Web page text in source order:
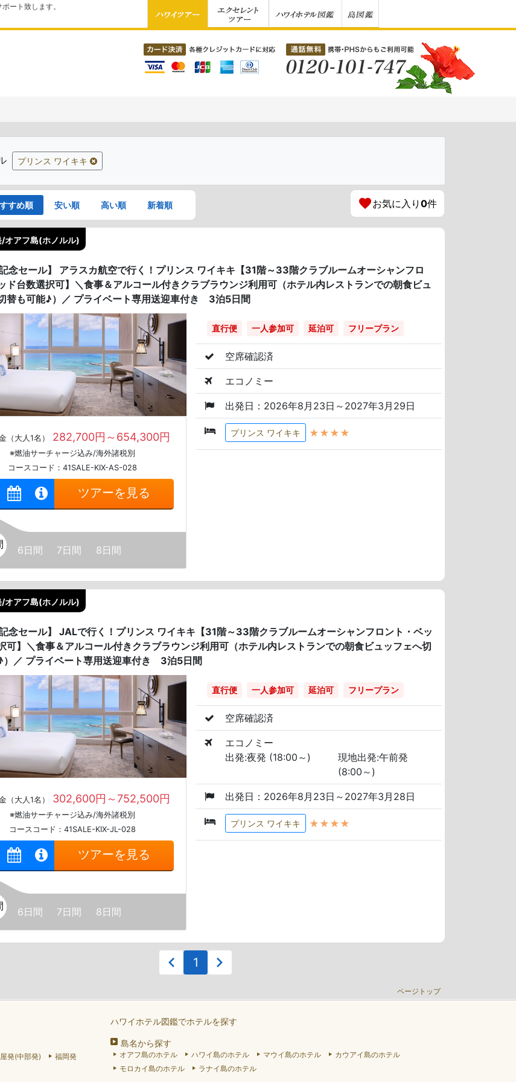
ート致します。
プリンス ワイキキ
すめ順 安い順 高い順 新着順 お気に入り 0件
オアフ島(ホノルル)
記念セール】 アラスカ航空で行く！プリンス ワイキキ【31階～33階クラブルームオーシャンフロ
ド台数選択可】＼食事＆アルコール付きクラブラウンジ利用可（ホテル内レストランでの朝食ビュ
替も可能♪）／ プライベート専用送迎車付き 3泊5日間
（大人1名） 282,700円～654,300円
※燃油サーチャージ込み/海外諸税別
コースコード：41SALE-KIX-AS-028
ツアーを見る
6日間 7日間 8日間
直行便 一人参加可 延泊可 フリープラン
空席確認済
エコノミー
出発日：2026年8月23日～2027年3月29日
プリンス ワイキキ ★★★★
オアフ島(ホノルル)
記念セール】 JALで行く！プリンス ワイキキ【31階～33階クラブルームオーシャンフロント・ベッ
可】＼食事＆アルコール付きクラブラウンジ利用可（ホテル内レストランでの朝食ビュッフェへ切
）／ プライベート専用送迎車付き 3泊5日間
（大人1名） 302,600円～752,500円
※燃油サーチャージ込み/海外諸税別
コースコード：41SALE-KIX-JL-028
ツアーを見る
6日間 7日間 8日間
直行便 一人参加可 延泊可 フリープラン
空席確認済
エコノミー
出発:夜発 (18:00～)
現地出発:午前発
(8:00～)
出発日：2026年8月23日～2027年3月28日
プリンス ワイキキ ★★★★
1
ページトップ
発(中部発) 福岡発
ハワイホテル図鑑でホテルを探す
島名から探す
オアフ島のホテル ハワイ島のホテル マウイ島のホテル
カウアイ島のホテル
モロカイ島のホテル
ラナイ島のホテル